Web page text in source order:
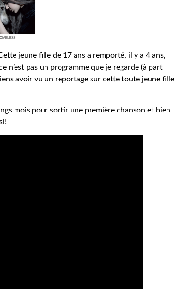
jeune fille de 17 ans a remporté, il y a 4 ans,
n’est pas un programme que je regarde (à part
avoir vu un reportage sur cette toute jeune fille
mois pour sortir une première chanson et bien